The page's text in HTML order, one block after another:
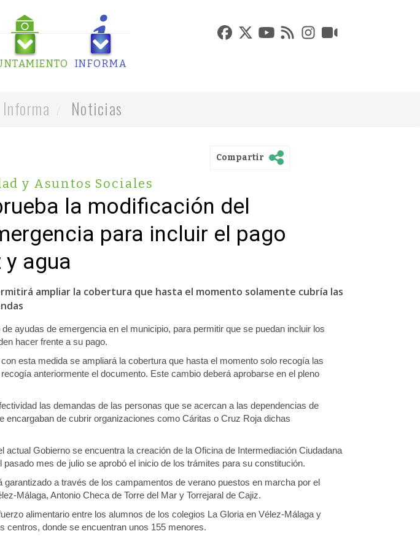
INFORMA
Informa Noticias
Compartir
y Asuntos Sociales
la modificación del
para incluir el pago
y agua
ampliar la cobertura que hasta el momento solamente cubría las
ayudas de emergencia en el municipio, para permitir que se puedan incluir los
hacer frente a su pago.
esta medida se ampliará la cobertura que hasta el momento solo recogía las
anteriormente el documento. Este cambio deberá aprobarse en el pleno
las demandas de las personas que se acercan a las dependencias de
de cubrir organizaciones como Cáritas o Cruz Roja dichas
Gobierno se encuentra la creación de la Oficina de Intermediación Ciudadana
mes de julio se aprobó el inicio de los trámites para su constitución.
a través de los campamentos de verano puestos en marcha por el
Málaga, Antonio Checa de Torre del Mar y Torrejaral de Cajiz.
alimentario entre los alumnos de los colegios La Gloria en Vélez-Málaga y
centros, donde se encuentran unos 155 menores.